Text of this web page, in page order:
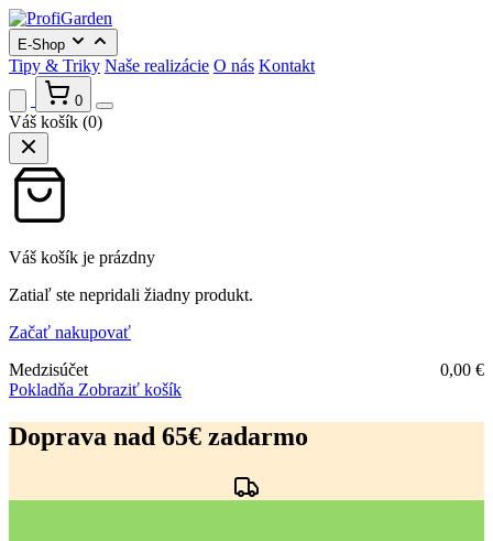
E-Shop
Tipy & Triky Naše realizácie O nás Kontakt
0
Váš košík (0)
Váš košík je prázdny
Zatiaľ ste nepridali žiadny produkt.
Začať nakupovať
Medzisúčet
0,00 €
Pokladňa Zobraziť košík
na
obsah
Doprava nad 65€ zadarmo